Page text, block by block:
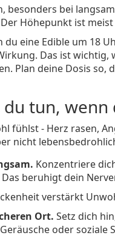
besonders bei
Höhepunkt ist
du eine Edible um 18
Das ist wichtig,
Plan deine Dosis so,
du tun,
fühlst - Herz rasen,
nicht
Konzentriere
beruhigt dein
verstärkt
Ort. Setz dich
oder soziale